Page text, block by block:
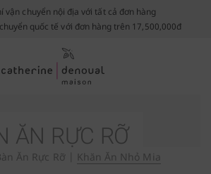
ĂN RỰC RỠ
Ăn Rực Rỡ Khăn Ăn Nhỏ Mia
vận chuyển nội địa với tất cả đơn hàng
quốc tế với đơn hàng trên 17,500,000đ